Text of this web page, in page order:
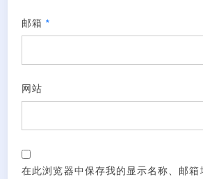
邮箱 *
网站
在此浏览器中保存我的显示名称、邮箱